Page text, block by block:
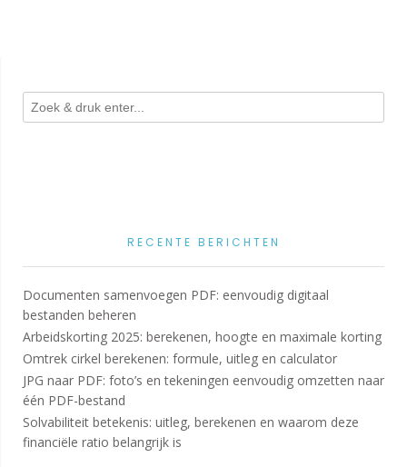
RECENTE BERICHTEN
Documenten samenvoegen PDF: eenvoudig digitaal
bestanden beheren
Arbeidskorting 2025: berekenen, hoogte en maximale korting
Omtrek cirkel berekenen: formule, uitleg en calculator
JPG naar PDF: foto’s en tekeningen eenvoudig omzetten naar
één PDF-bestand
Solvabiliteit betekenis: uitleg, berekenen en waarom deze
financiële ratio belangrijk is